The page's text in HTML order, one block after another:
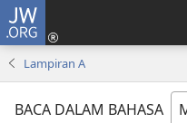
JW.ORG
Lampiran A
BACA DALAM BAHASA